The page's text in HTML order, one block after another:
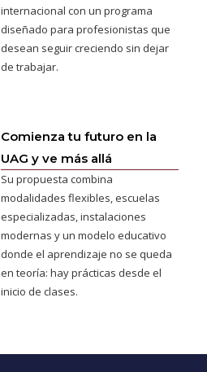
internacional con un programa
diseñado para profesionistas que
desean seguir creciendo sin dejar
de trabajar.
Comienza tu futuro en la
UAG y ve más allá
Su propuesta combina
modalidades flexibles, escuelas
especializadas, instalaciones
modernas y un modelo educativo
donde el aprendizaje no se queda
en teoría: hay prácticas desde el
inicio de clases.